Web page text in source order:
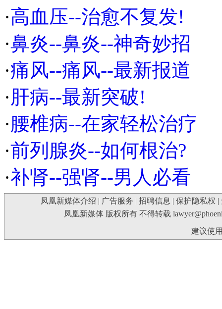
·高血压--治愈不复发!
·鼻炎--鼻炎--神奇妙招
·痛风--痛风--最新报道
·肝病--最新突破!
·腰椎病--在家轻松治疗
·前列腺炎--如何根治?
·补肾--强肾--男人必看
凤凰新媒体介绍 | 广告服务 | 招聘信息 | 保护隐私权 |
凤凰新媒体 版权所有 不得转载
建议使